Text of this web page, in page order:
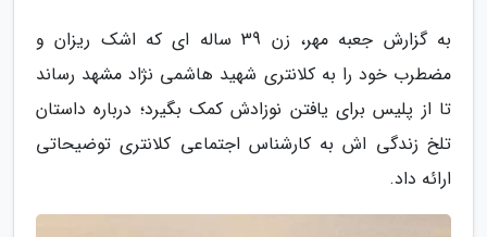
به گزارش جعبه مهر، زن 39 ساله ای که اشک ریزان و
مضطرب خود را به کلانتری شهید هاشمی نژاد مشهد رساند
تا از پلیس برای یافتن نوزادش کمک بگیرد؛ درباره داستان
تلخ زندگی اش به کارشناس اجتماعی کلانتری توضیحاتی
ارائه داد.